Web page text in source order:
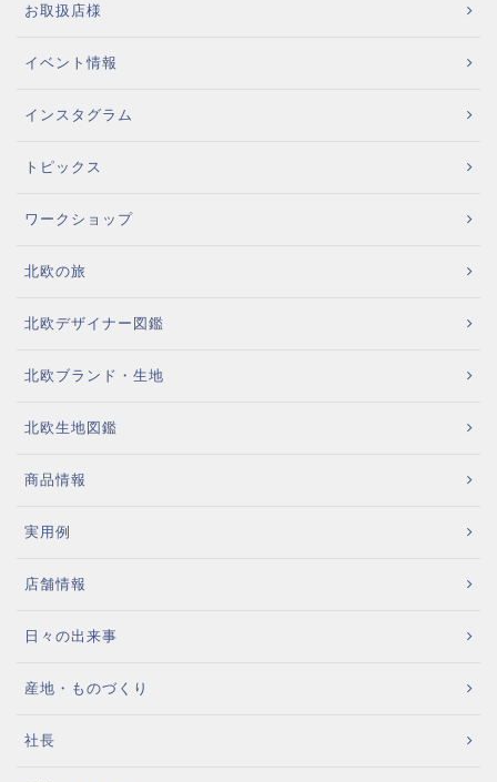
お取扱店様
イベント情報
インスタグラム
トピックス
ワークショップ
北欧の旅
北欧デザイナー図鑑
北欧ブランド・生地
北欧生地図鑑
商品情報
実用例
店舗情報
日々の出来事
産地・ものづくり
社長